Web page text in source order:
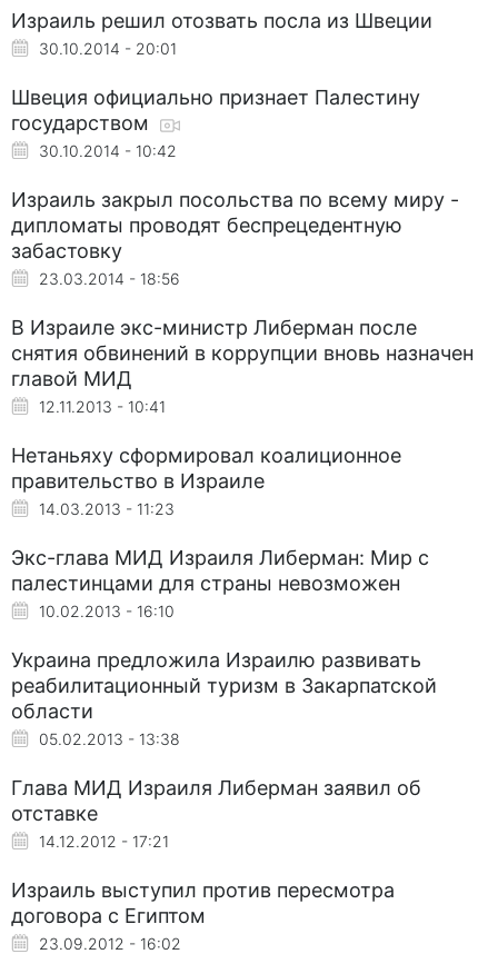
Израиль решил отозвать посла из Швеции
30.10.2014 - 20:01
Швеция официально признает Палестину
государством
30.10.2014 - 10:42
Израиль закрыл посольства по всему миру -
дипломаты проводят беспрецедентную
забастовку
23.03.2014 - 18:56
В Израиле экс-министр Либерман после
снятия обвинений в коррупции вновь назначен
главой МИД
12.11.2013 - 10:41
Нетаньяху сформировал коалиционное
правительство в Израиле
14.03.2013 - 11:23
Экс-глава МИД Израиля Либерман: Мир с
палестинцами для страны невозможен
10.02.2013 - 16:10
Украина предложила Израилю развивать
реабилитационный туризм в Закарпатской
области
05.02.2013 - 13:38
Глава МИД Израиля Либерман заявил об
отставке
14.12.2012 - 17:21
Израиль выступил против пересмотра
договора с Египтом
23.09.2012 - 16:02